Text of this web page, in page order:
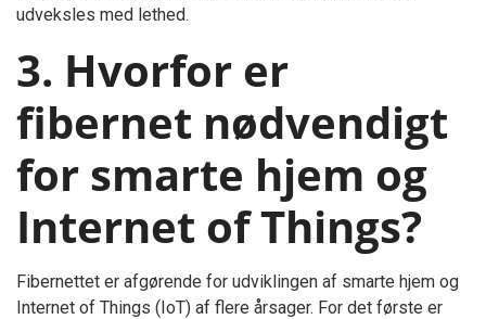
udveksles med lethed.
3. Hvorfor er
fibernet nødvendigt
for smarte hjem og
Internet of Things?
Fibernettet er afgørende for udviklingen af smarte hjem og
Internet of Things (IoT) af flere årsager. For det første er